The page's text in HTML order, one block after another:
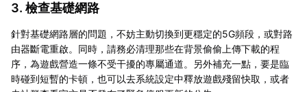
3. 檢查基礎網路
針對基礎網路層的問題，不妨主動切換到更穩定的5G頻段，或對路
由器斷電重啟。同時，請務必清理那些在背景偷偷上傳下載的程
序，為遊戲營造一條不受干擾的專屬通道。另外補充一點，要是臨
時碰到短暫的卡頓，也可以去系統設定中釋放遊戲殘留快取，或者